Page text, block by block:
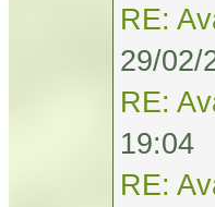
RE:
29/02/
RE:
19:04
RE: